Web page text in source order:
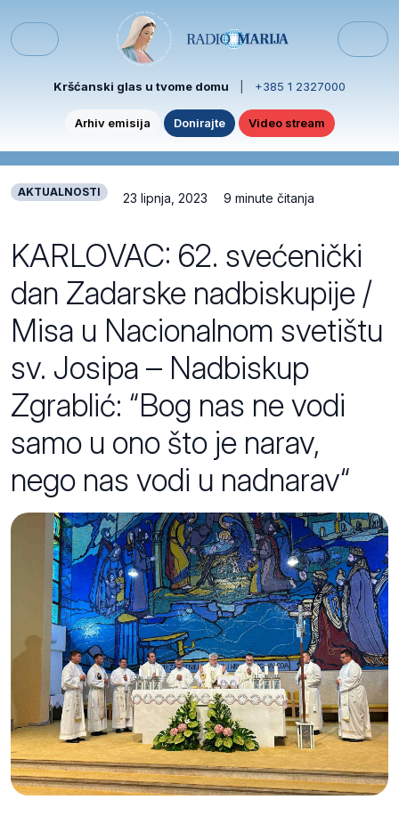
Menu
Kršćanski glas u tvome domu +385 1 2327000
Arhiv emisija Donirajte Video stream
AKTUALNOSTI 23 lipnja, 2023 9 minute čitanja
KARLOVAC: 62. svećenički
dan Zadarske nadbiskupije /
Misa u Nacionalnom svetištu
sv. Josipa – Nadbiskup
Zgrablić: “Bog nas ne vodi
samo u ono što je narav,
nego nas vodi u nadnarav“